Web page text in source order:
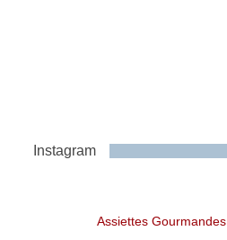
Instagram
Assiettes Gourmandes